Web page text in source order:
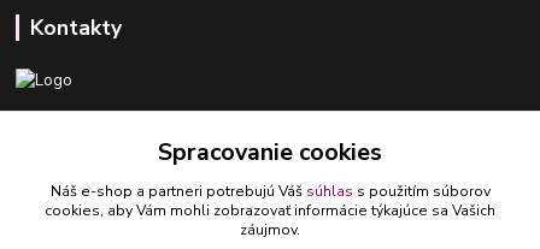
Kontakty
ledlumar@ledlumar.sk
Spracovanie cookies
Náš e-shop a partneri potrebujú Váš súhlas s použitím súborov
cookies, aby Vám mohli zobrazovať informácie týkajúce sa Vašich
záujmov.